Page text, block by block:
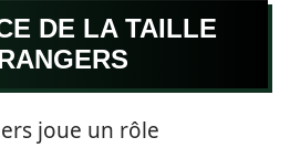
DE LA TAILLE
joue un rôle